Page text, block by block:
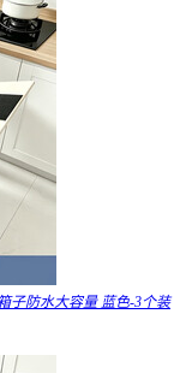
子防水大容量 蓝色-3个装